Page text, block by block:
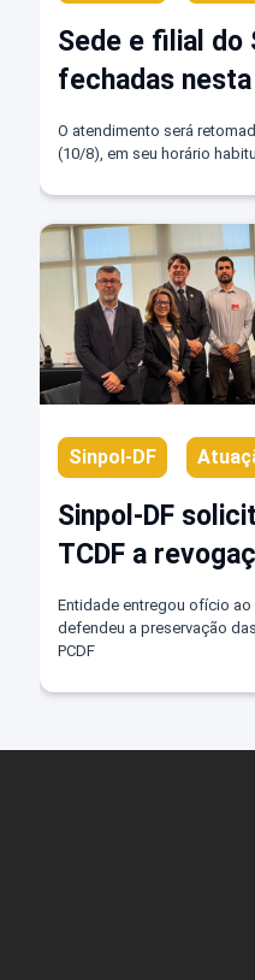
Sede e filial do
fechadas
para reforma e
O atendimento será
(10/8), em seu horário
Sinpol-DF
Sinpol-DF
TCDF a
fragmenta
da PCDF
Entidade entregou ofício
defendeu a preservação
PCDF